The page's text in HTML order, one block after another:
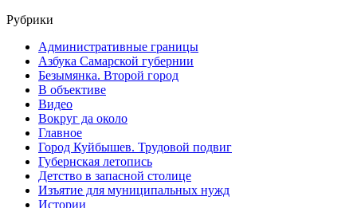
Рубрики
Административные границы
Азбука Самарской губернии
Безымянка. Второй город
В объективе
Видео
Вокруг да около
Главное
Город Куйбышев. Трудовой подвиг
Губернская летопись
Детство в запасной столице
Изъятие для муниципальных нужд
Истории